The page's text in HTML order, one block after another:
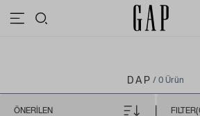
3.500 TL VE ÜZERİ ALIŞVERİŞLERDE
DAP / 0 Ürün
ÖNERILEN